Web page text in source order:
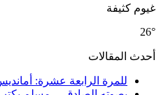
غيوم كثيفة
26°
أحدث المقالات
للمرة الرابعة عشرة: